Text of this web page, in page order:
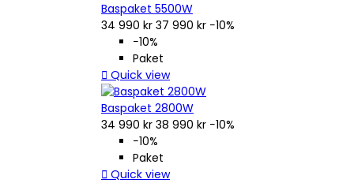
Baspaket 5500W
34 990 kr 37 990 kr −10%
−10%
Paket
 Quick view
Baspaket 2800W
34 990 kr 38 990 kr −10%
−10%
Paket
 Quick view